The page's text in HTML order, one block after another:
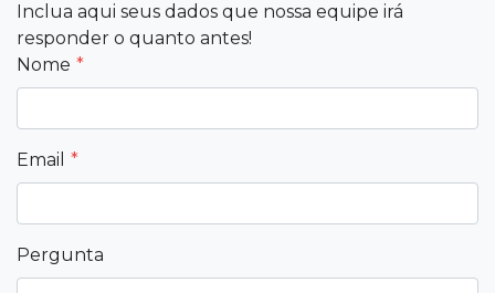
Inclua aqui seus dados que nossa equipe irá
responder o quanto antes!
Nome
Email
Pergunta